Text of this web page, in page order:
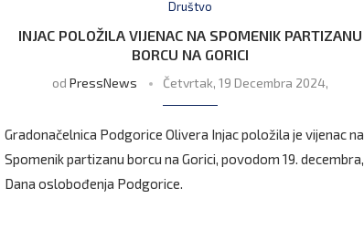
Društvo
INJAC POLOŽILA VIJENAC NA SPOMENIK PARTIZANU
BORCU NA GORICI
od PressNews Četvrtak, 19 Decembra 2024,
Gradonačelnica Podgorice Olivera Injac položila je vijenac na
Spomenik partizanu borcu na Gorici, povodom 19. decembra,
Dana oslobođenja Podgorice.